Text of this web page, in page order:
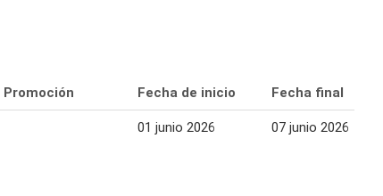
Promoción Fecha de inicio Fecha final
01 junio 2026 07 junio 2026